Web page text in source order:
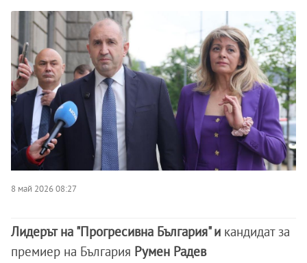
8 май 2026 08:27
Лидерът на "Прогресивна България" и кандидат за
премиер на България Румен Радев